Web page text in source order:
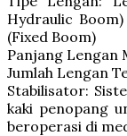
Hydraulic
(Fixed Boom)
Panjang Lengan
Jumlah Lengan
Stabilisator:
kaki penopang
beroperasi di